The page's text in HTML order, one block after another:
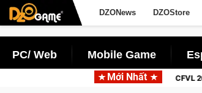
DZONews DZOStore
PC/ Web Mobile Game
Mới Nhất
CFVL 2026 Mùa 2 khép lại với